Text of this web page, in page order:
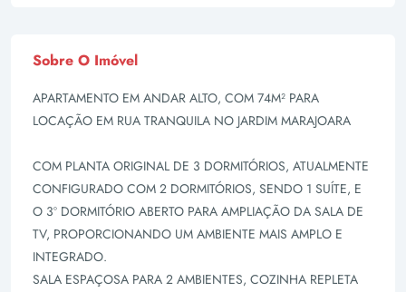
Sobre O Imóvel
APARTAMENTO EM ANDAR ALTO, COM 74M² PARA
LOCAÇÃO EM RUA TRANQUILA NO JARDIM MARAJOARA
COM PLANTA ORIGINAL DE 3 DORMITÓRIOS, ATUALMENTE
CONFIGURADO COM 2 DORMITÓRIOS, SENDO 1 SUÍTE, E
O 3º DORMITÓRIO ABERTO PARA AMPLIAÇÃO DA SALA DE
TV, PROPORCIONANDO UM AMBIENTE MAIS AMPLO E
INTEGRADO.
SALA ESPAÇOSA PARA 2 AMBIENTES, COZINHA REPLETA